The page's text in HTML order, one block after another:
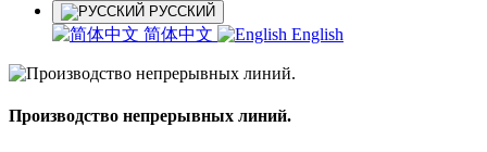
РУССКИЙ
简体中文 English
Производство непрерывных линий.